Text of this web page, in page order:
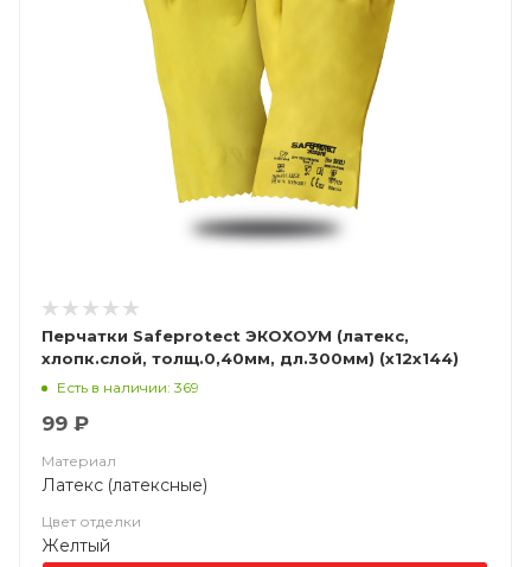
Перчатки Safeprotect ЭКОХОУМ (латекс,
хлопк.слой, толщ.0,40мм, дл.300мм) (х12х144)
Есть в наличии: 369
99 ₽
Материал
Латекс (латексные)
Цвет отделки
Желтый